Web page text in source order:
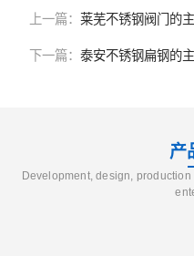
上一篇： 莱芜不锈钢阀门的
下一篇： 泰安不锈钢扁钢的
产
Development, design,